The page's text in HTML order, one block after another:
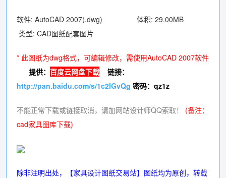
软件: AutoCAD 2007(.dwg) 体积: 29.00MB
类型: CAD图纸配套图片
* 此图纸为dwg格式，可编辑修改，需使用AutoCAD 2007软件
提供： 百度云网盘下载 链接：
http://pan.baidu.com/s/1c2lGvQg 密码：qz1z
不能正常下载或链接取消，请加网站设计师QQ索取！ (备注：
cad家具图库下载)
除非注明出处，【家具设计图纸交易站】图纸均为原创，转载